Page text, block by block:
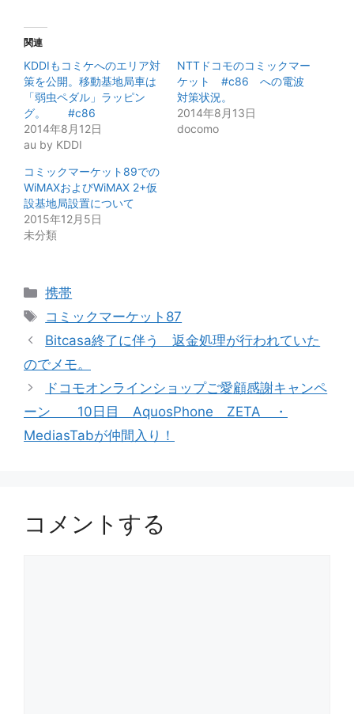
関連
KDDIもコミケへのエリア対
策を公開。移動基地局車は
「弱虫ペダル」ラッピン
グ。 #c86
2014年8月12日
au by KDDI
NTTドコモのコミックマー
ケット #c86 への電波
対策状況。
2014年8月13日
docomo
コミックマーケット89での
WiMAXおよびWiMAX 2+仮
設基地局設置について
2015年12月5日
未分類
カ
テ
リ
ー
携帯
タ
グ
コミックマーケット87
Bitcasa終了に伴う 返金処理が行われていた
のでメモ。
ドコモオンラインショップご愛顧感謝キャンペ
ーン 10日目 AquosPhone ZETA ・
MediasTabが仲間入り！
コメントする